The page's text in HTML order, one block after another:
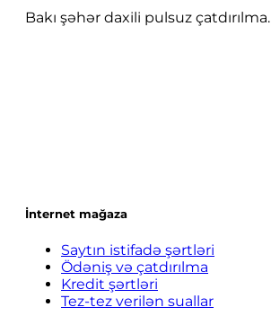
Bakı şəhər daxili pulsuz çatdırılma.
İnternet mağaza
Saytın istifadə şərtləri
Ödəniş və çatdırılma
Kredit şərtləri
Tez-tez verilən suallar